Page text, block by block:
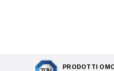
PRODOTTI